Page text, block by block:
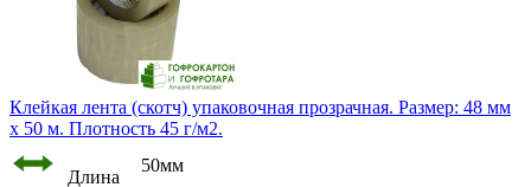
Клейкая лента (скотч) упаковочная прозрачная. Размер: 48 мм
х 50 м. Плотность 45 г/м2.
Длина
50мм